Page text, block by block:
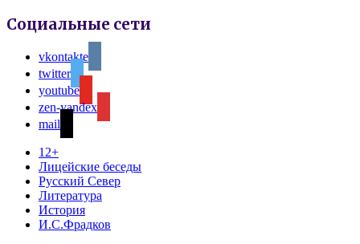
Социальные сети
vkontakte
twitter
youtube
zen-yandex
mail
12+
Лицейские беседы
Русский Север
Литература
История
И.С.Фрадков